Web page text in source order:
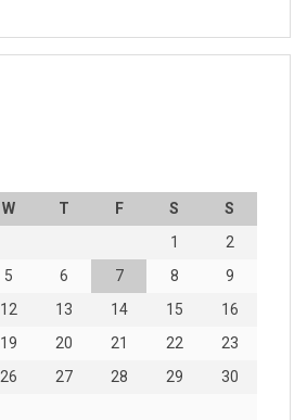
W T F S
S
1
2
5 6 7 8
9
12 13 14 15
16
19 20 21 22
23
26 27 28 29
30